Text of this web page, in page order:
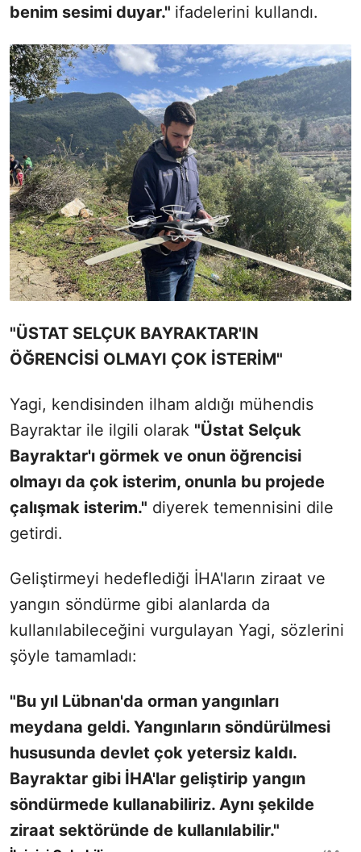
benim sesimi duyar." ifadelerini kullandı.
"ÜSTAT SELÇUK BAYRAKTAR'IN
ÖĞRENCİSİ OLMAYI ÇOK İSTERİM"
Yagi, kendisinden ilham aldığı mühendis
Bayraktar ile ilgili olarak "Üstat Selçuk
Bayraktar'ı görmek ve onun öğrencisi
olmayı da çok isterim, onunla bu projede
çalışmak isterim." diyerek temennisini dile
getirdi.
Geliştirmeyi hedeflediği İHA'ların ziraat ve
yangın söndürme gibi alanlarda da
kullanılabileceğini vurgulayan Yagi, sözlerini
şöyle tamamladı:
"Bu yıl Lübnan'da orman yangınları
meydana geldi. Yangınların söndürülmesi
hususunda devlet çok yetersiz kaldı.
Bayraktar gibi İHA'lar geliştirip yangın
söndürmede kullanabiliriz. Aynı şekilde
ziraat sektöründe de kullanılabilir."